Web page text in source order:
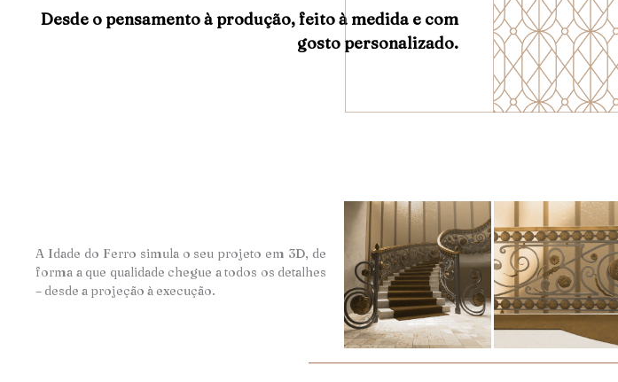
Desde o pensamento à produção, feito à medida e com
gosto personalizado.
A Idade do Ferro simula o seu projeto em 3D, de
forma a que qualidade chegue a todos os detalhes
– desde a projeção à execução.